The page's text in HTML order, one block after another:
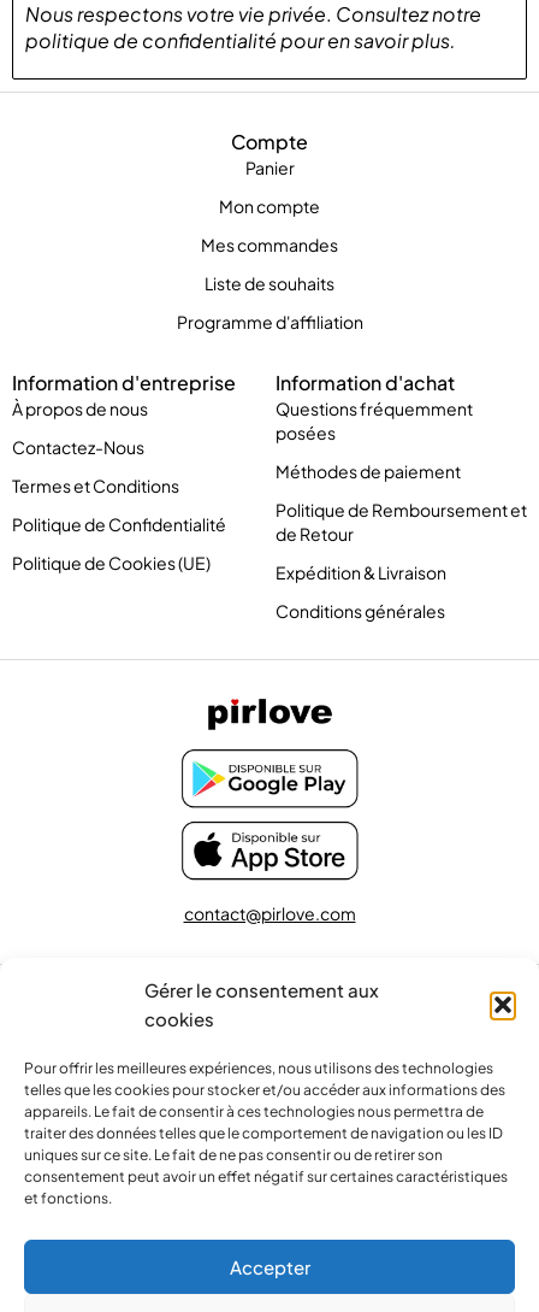
Gérer le consentement aux
cookies
Pour offrir les meilleures expériences, nous utilisons des technologies
telles que les cookies pour stocker et/ou accéder aux informations des
appareils. Le fait de consentir à ces technologies nous permettra de
traiter des données telles que le comportement de navigation ou les ID
uniques sur ce site. Le fait de ne pas consentir ou de retirer son
consentement peut avoir un effet négatif sur certaines caractéristiques
et fonctions.
Accepter
contact@pirlove.com
Compte
Panier
Mon compte
Mes commandes
Liste de souhaits
Programme d'affiliation
Information d'entreprise
À propos de nous
Contactez-Nous
Termes et Conditions
Politique de Confidentialité
Politique de Cookies (UE)
Information d'achat
Questions fréquemment
posées
Méthodes de paiement
Politique de Remboursement et
de Retour
Expédition & Livraison
Conditions générales
Nous respectons votre vie privée. Consultez notre
politique de confidentialitépouren savoir plus.
Copyright 2024 © Pirlove. Tous droits réservés
Compare(0)
Remove all products